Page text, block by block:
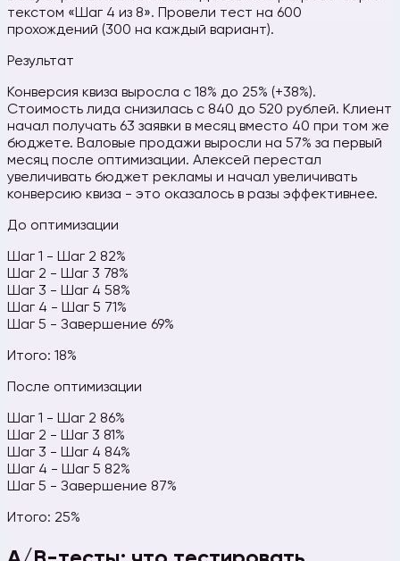
текстом «Шаг 4 из 8». Провели тест на 600
прохождений (300 на каждый вариант).
Результат
Конверсия квиза выросла с 18% до 25% (+38%).
Стоимость лида снизилась с 840 до 520 рублей. Клиент
начал получать 63 заявки в месяц вместо 40 при том же
бюджете. Валовые продажи выросли на 57% за первый
месяц после оптимизации. Алексей перестал
увеличивать бюджет рекламы и начал увеличивать
конверсию квиза - это оказалось в разы эффективнее.
До оптимизации
Шаг 1 - Шаг 2 82%
Шаг 2 - Шаг 3 78%
Шаг 3 - Шаг 4 58%
Шаг 4 - Шаг 5 71%
Шаг 5 - Завершение 69%
Итого: 18%
После оптимизации
Шаг 1 - Шаг 2 86%
Шаг 2 - Шаг 3 81%
Шаг 3 - Шаг 4 84%
Шаг 4 - Шаг 5 82%
Шаг 5 - Завершение 87%
Итого: 25%